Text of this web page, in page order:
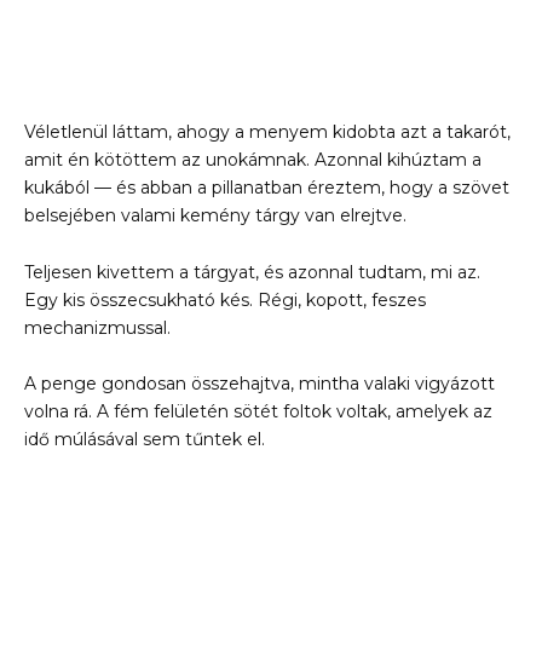
Véletlenül láttam, ahogy a menyem kidobta azt a takarót,
amit én kötöttem az unokámnak. Azonnal kihúztam a
kukából — és abban a pillanatban éreztem, hogy a szövet
belsejében valami kemény tárgy van elrejtve.
Teljesen kivettem a tárgyat, és azonnal tudtam, mi az.
Egy kis összecsukható kés. Régi, kopott, feszes
mechanizmussal.
A penge gondosan összehajtva, mintha valaki vigyázott
volna rá. A fém felületén sötét foltok voltak, amelyek az
idő múlásával sem tűntek el.